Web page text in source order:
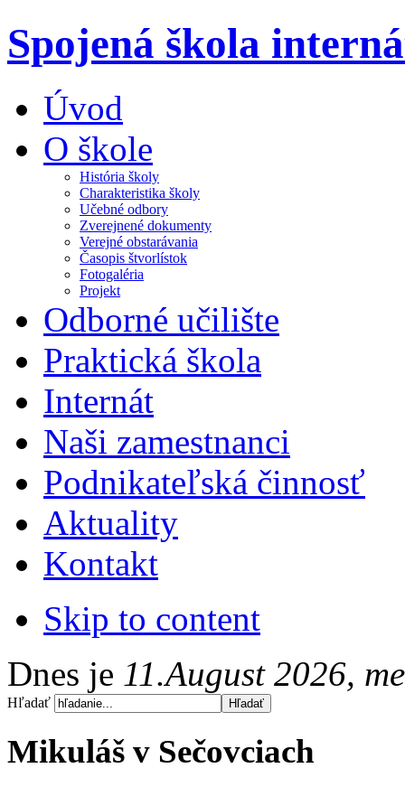
Spojená škola
Úvod
O škole
História školy
Charakteristika školy
Učebné odbory
Zverejnené dokumenty
Verejné obstarávania
Časopis štvorlístok
Fotogaléria
Projekt
Odborné učilište
Praktická škola
Internát
Naši zamestnanci
Podnikateľská činnosť
Aktuality
Kontakt
Skip to content
Dnes je 11.August 2026,
Hľadať
Mikuláš v Sečovciach